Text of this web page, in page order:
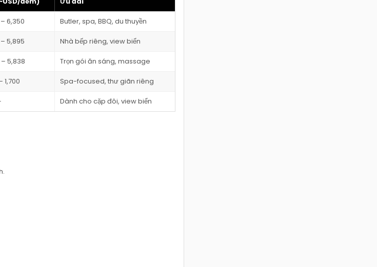
6,350 Butler, spa, BBQ, du thuyền
5,895 Nhà bếp riêng, view biển
5,838 Trọn gói ăn sáng, massage
1,700 Spa-focused, thư giãn riêng
Dành cho cặp đôi, view biển